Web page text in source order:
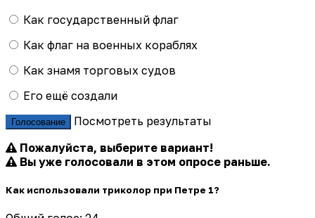
Как государственный флаг
Как флаг на военных кораблях
Как знамя торговых судов
Его ещё создали
Голосование
Посмотреть результаты
Пожалуйста, выберите вариант!
Вы уже голосовали в этом опросе раньше.
Как использовали триколор при Петре 1?